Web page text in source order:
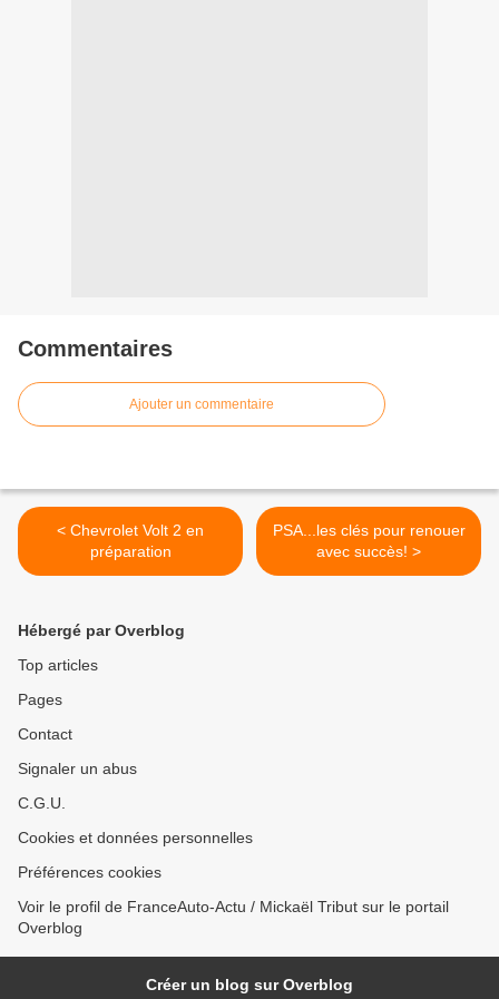
Commentaires
Ajouter un commentaire
< Chevrolet Volt 2 en
préparation
PSA...les clés pour renouer
avec succès! >
Hébergé par Overblog
Top articles
Pages
Contact
Signaler un abus
C.G.U.
Cookies et données personnelles
Préférences cookies
Voir le profil de FranceAuto-Actu / Mickaël Tribut sur le portail
Overblog
Créer un blog sur Overblog